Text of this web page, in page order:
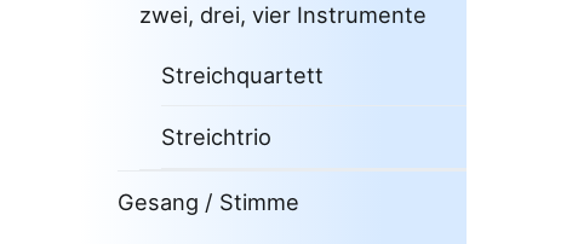
zwei, drei, vier Instrumente
Streichquartett
Streichtrio
Gesang / Stimme